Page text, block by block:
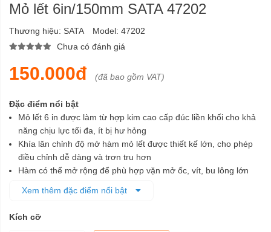
Mỏ lết 6in/150mm SATA 47202
Thương hiệu: SATA Model: 47202
Chưa có đánh giá
150.000đ (đã bao gồm VAT)
Đặc điểm nổi bật
Mỏ lết 6 in được làm từ hợp kim cao cấp đúc liền khối cho khả
năng chịu lực tối đa, ít bị hư hỏng
Khía lăn chỉnh độ mở hàm mỏ lết được thiết kế lớn, cho phép
điều chỉnh dễ dàng và trơn tru hơn
Hàm có thể mở rộng để phù hợp vặn mở ốc, vít, bu lông lớn
Sản xuất theo công nghệ hiện đại cho độ chính xác tuyệt đối,
Xem thêm đặc điểm nổi bật
Kích cỡ